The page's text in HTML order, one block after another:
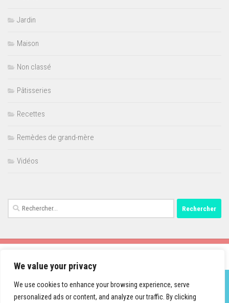
We value your privacy
We use cookies to enhance your browsing experience, serve
personalized ads or content, and analyze our traffic. By clicking
Jardin
Maison
Non classé
Pâtisseries
Recettes
Remèdes de grand-mère
Vidéos
Rechercher :